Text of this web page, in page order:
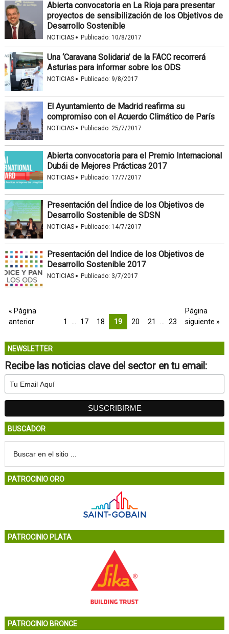
Abierta convocatoria en La Rioja para presentar
proyectos de sensibilización de los Objetivos de
Desarrollo Sostenible
NOTICIAS · Publicado: 10/8/2017
Una ‘Caravana Solidaria’ de la FACC recorrerá
Asturias para informar sobre los ODS
NOTICIAS · Publicado: 9/8/2017
El Ayuntamiento de Madrid reafirma su
compromiso con el Acuerdo Climático de París
NOTICIAS · Publicado: 25/7/2017
Abierta convocatoria para el Premio Internacional
Dubái de Mejores Prácticas 2017
NOTICIAS · Publicado: 17/7/2017
Presentación del Índice de los Objetivos de
Desarrollo Sostenible de SDSN
NOTICIAS · Publicado: 14/7/2017
Presentación del Indice de los Objetivos de
Desarrollo Sostenible 2017
NOTICIAS · Publicado: 3/7/2017
« Página
anterior
1 17 18 19 20 21 23
Página
siguiente »
NEWSLETTER
Recibe las noticias clave del sector en tu email:
BUSCADOR
PATROCINIO ORO
PATROCINIO PLATA
PATROCINIO BRONCE